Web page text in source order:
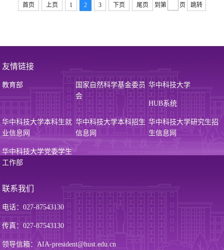
首页 上页 1 2 3 下页 尾页 到第 页 跳转
友情链接
教育部
国家自然科学基金委员
会
华中科技大学
HUB系统
华中科技大学本科生就
业信息网
华中科技大学本科招生
信息网
华中科技大学研究生招
生信息网
华中科技大学党委学生
工作部
联系我们
电话：027-87543130
传真：027-87543130
领导信箱：AIA-president@hust.edu.cn